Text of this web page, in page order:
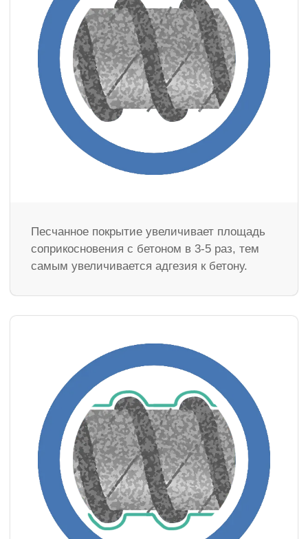
Песчанное покрытие увеличивает площадь
соприкосновения с бетоном в 3-5 раз, тем
самым увеличивается адгезия к бетону.